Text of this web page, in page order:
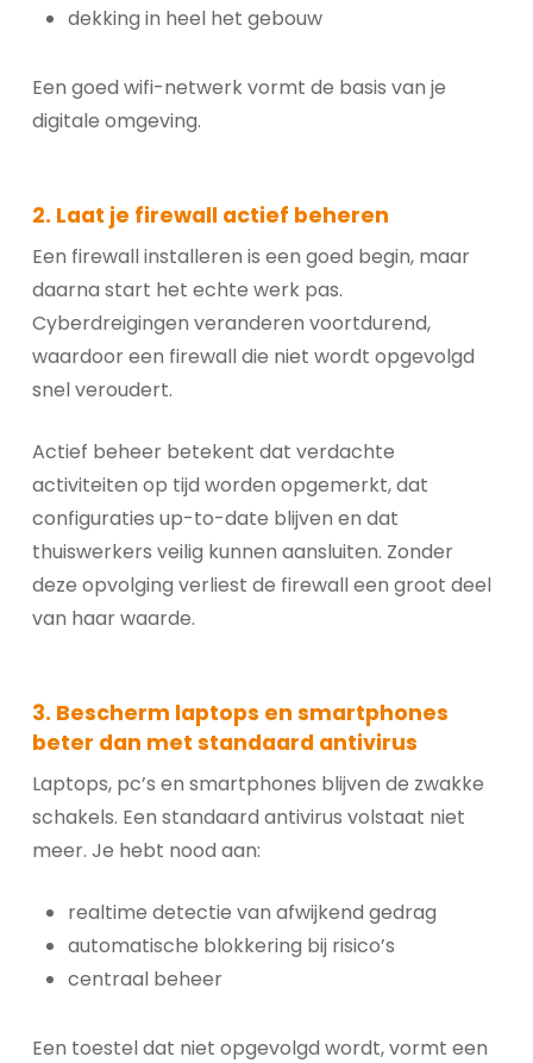
dekking in heel het gebouw
Een goed wifi-netwerk vormt de basis van je
digitale omgeving.
2. Laat je firewall actief beheren
Een firewall installeren is een goed begin, maar
daarna start het echte werk pas.
Cyberdreigingen veranderen voortdurend,
waardoor een firewall die niet wordt opgevolgd
snel veroudert.
Actief beheer betekent dat verdachte
activiteiten op tijd worden opgemerkt, dat
configuraties up-to-date blijven en dat
thuiswerkers veilig kunnen aansluiten. Zonder
deze opvolging verliest de firewall een groot deel
van haar waarde.
3. Bescherm laptops en smartphones
beter dan met standaard antivirus
Laptops, pc’s en smartphones blijven de zwakke
schakels. Een standaard antivirus volstaat niet
meer. Je hebt nood aan:
realtime detectie van afwijkend gedrag
automatische blokkering bij risico’s
centraal beheer
Een toestel dat niet opgevolgd wordt, vormt een